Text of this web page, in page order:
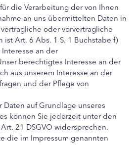
die Verarbeitung der von Ihnen
an uns übermittelten Daten in
oder vorvertragliche
ist Art. 6 Abs. 1 S. 1 Buchstabe f)
an der
berechtigtes Interesse an der
aus unserem Interesse an der
und der Pflege von
Daten auf Grundlage unseres
können Sie jederzeit unter den
21 DSGVO widersprechen.
die im Impressum genannten